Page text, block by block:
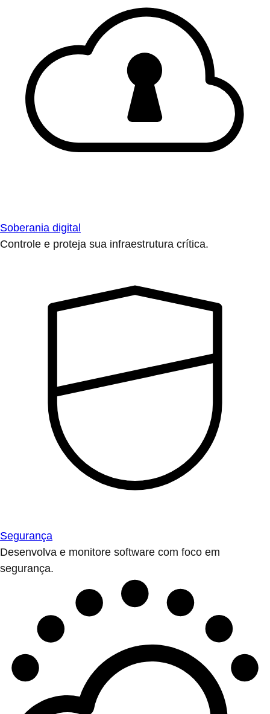
Soberania digital
Controle e proteja sua infraestrutura crítica.
Segurança
Desenvolva e monitore software com foco em
segurança.